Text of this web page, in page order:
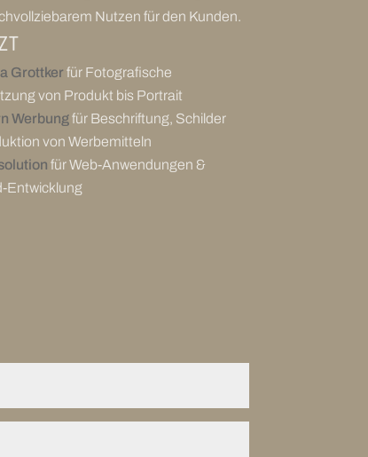
Nutzen für den Kunden.
Grottker für Fotografische
von Produkt bis Portrait
Werbungfür Beschriftung, Schilder
von Werbemitteln
für Web-Anwendungen &
Entwicklung